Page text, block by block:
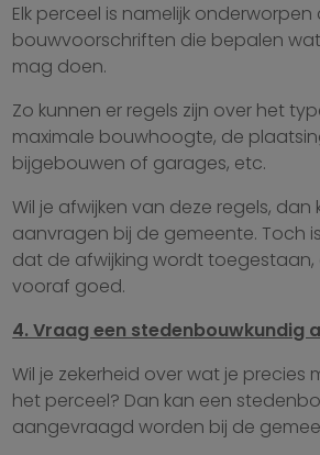
Elk perceel is namelijk
bouwvoorschriften die bepalen
mag doen.
Zo kunnen er regels zijn over het
maximale bouwhoogte, de
bijgebouwen of garages, etc.
Wil je afwijken van deze regels, dan
aanvragen bij de gemeente. Toch
dat de afwijking wordt toegestaan,
vooraf goed.
4. Vraag een stedenbouwkundig
Wil je zekerheid over wat je
het perceel? Dan kan een
aangevraagd worden bij de